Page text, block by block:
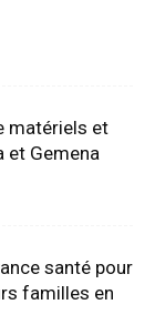
matériels et
et Gemena
santé pour
familles en